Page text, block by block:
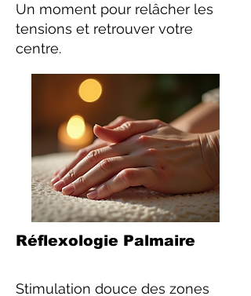
Un moment pour relâcher les
tensions et retrouver votre
centre.
Réflexologie Palmaire
Stimulation douce des zones